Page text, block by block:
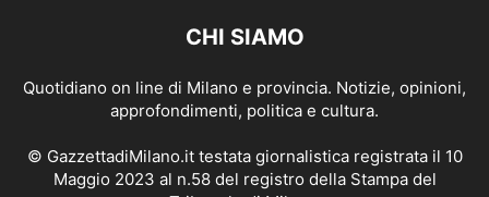
CHI SIAMO
Quotidiano on line di Milano e provincia. Notizie, opinioni,
approfondimenti, politica e cultura.
© GazzettadiMilano.it testata giornalistica registrata il 10
Maggio 2023 al n.58 del registro della Stampa del